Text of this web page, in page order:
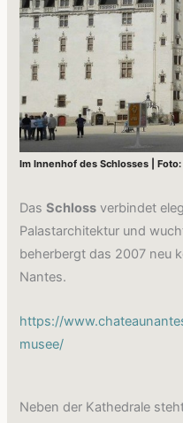
Im Innenhof des Schlosses |
DasSchloss verbindet
Palastarchitektur und
beherbergt das 2007 neu
Nantes.
https://
musee/
Neben der Kathedrale